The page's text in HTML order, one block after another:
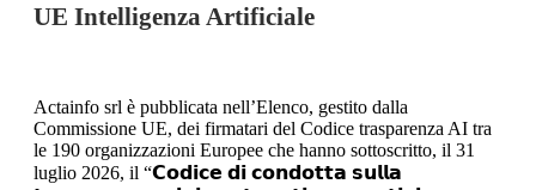
UE Intelligenza Artificiale
Actainfo srl è pubblicata nell’Elenco, gestito dalla
Commissione UE, dei firmatari del Codice trasparenza AI tra
le 190 organizzazioni Europee che hanno sottoscritto, il 31
luglio 2026, il “𝗖𝗼𝗱𝗶𝗰𝗲 𝗱𝗶 𝗰𝗼𝗻𝗱𝗼𝘁𝘁𝗮 𝘀𝘂𝗹𝗹𝗮